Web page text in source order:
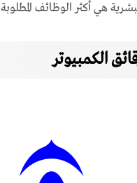
هي أكثر الوظائف